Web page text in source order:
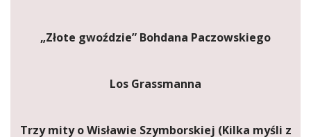
„Złote gwoździe” Bohdana Paczowskiego
Los Grassmanna
Trzy mity o Wisławie Szymborskiej (Kilka myśli z